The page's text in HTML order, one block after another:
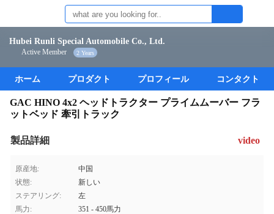
Hubei Runli Special Automobile Co., Ltd.
Active Member 2 Years
ホーム プロダクト プロフィール コンタクト
GAC HINO 4x2 ヘッドトラクター プライムムーバー フラ
ットベッド 牽引トラック
製品詳細 video
原産地:
中国
状態:
新しい
ステアリング:
左
馬力:
351 - 450馬力